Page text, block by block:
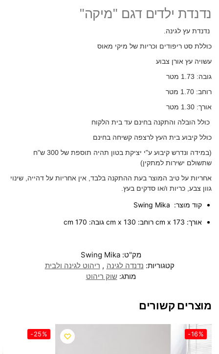
נדנדת ילדים דגם "מיקה"
נדנדת עץ לגינה.
כוללת סט ריפודים וכריות של מיקי מאוס
עשויה עץ אורן צבוע
גובה: 1.73 מטר
רוחב: 1.70 מטר
אורך: 1.30 מטר
כולל הובלה והתקנה בחינם עד בית הלקוח
כולל קיבוע בית העץ לרצפה קשיחה בחינם
(במידה ונדרש קיבוע ע"י יציקת בטון תהיה תוספת של 300 ש"ח
שתשולם ישירות למתקין)
אחריות על טיב המוצר בעת ההתקנה בלבד, אין אחריות על דהייה, שינוי
גוון צבע, כריות ו/או סדקים בעץ.
קוד מוצר: Swing Mika
אורך: 173 cm x רוחב: 130 cm x גובה: 170 cm
מק"ט:Swing Mika
קטגוריות: נדנדה לגינה , ריהוט לגינה ולבית
מותג:שוק ריהוט
מוצרים קשורים
-16%
-25%